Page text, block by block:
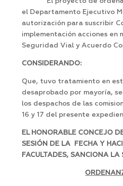
el Departamento Ejecutivo
autorización para suscribir
implementación acciones en
Seguridad Vial y Acuerdo
CONSIDERANDO:
Que, tuvo tratamiento en
desaprobado por mayoría,
los despachos de las
16 y 17 del presente
EL HONORABLE CONCEJO
SESIÓN DE LA FECHA Y
FACULTADES, SANCIONA LA